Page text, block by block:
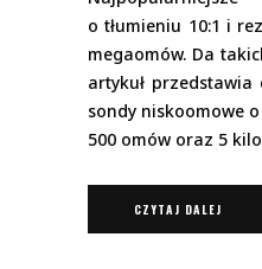
o tłumieniu 10:1 i
megaomów. Da
artykuł
sondy niskoomowe
500 omów oraz 5
CZYTAJ DALEJ